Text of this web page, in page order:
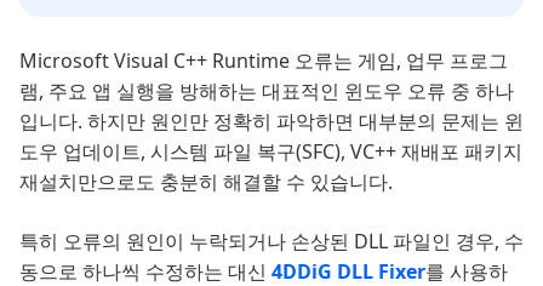
Microsoft Visual C++ Runtime 오류는 게임, 업무 프로그
램, 주요 앱 실행을 방해하는 대표적인 윈도우 오류 중 하나
입니다. 하지만 원인만 정확히 파악하면 대부분의 문제는 윈
도우 업데이트, 시스템 파일 복구(SFC), VC++ 재배포 패키지
재설치만으로도 충분히 해결할 수 있습니다.
특히 오류의 원인이 누락되거나 손상된 DLL 파일인 경우, 수
동으로 하나씩 수정하는 대신 4DDiG DLL Fixer를 사용하